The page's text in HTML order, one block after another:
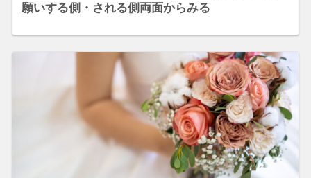
願いする側・される側両面からみる